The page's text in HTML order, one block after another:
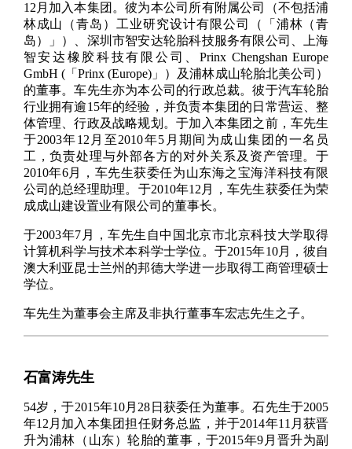
12月加入本集团。彼为本公司所有附属公司（不包括浦
林成山（青岛）工业研究设计有限公司（「浦林（青
岛）」）、深圳市智安达轮胎科技服务有限公司、上海
智安达橡胶科技有限公司、Prinx Chengshan Europe
GmbH (「Prinx (Europe)」）及浦林成山轮胎北美公司）
的董事。车先生亦为本公司的行政总裁。彼于汽车轮胎
行业拥有逾15年的经验，并负责本集团的日常营运、整
体管理、行政及战略规划。于加入本集团之前，车先生
于2003年12月至2010年5月期间为成山集团的一名员
工，负责处理与外部各方的对外关系及资产管理。于
2010年6月，车先生获委任为山东海之宝海洋科技有限
公司的总经理助理。于2010年12月，车先生获委任为荣
成成山建设置业有限公司的董事长。
于2003年7月，车先生自中国北京市北京科技大学取得
计算机科学与技术本科学士学位。于2015年10月，彼自
澳大利亚昆士兰州的邦德大学进一步取得工商管理硕士
学位。
车先生为董事会主席及非执行董事车宏志先生之子。
石富涛先生
54岁，于2015年10月28日获委任为董事。石先生于2005
年12月加入本集团担任财务总监，并于2014年11月获晋
升为浦林（山东）轮胎的董事，于2015年9月晋升为副